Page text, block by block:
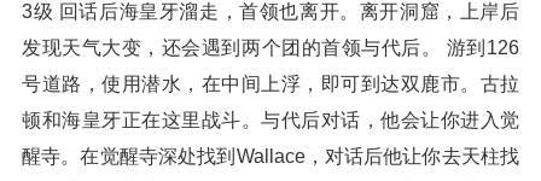
3级 回话后海皇牙溜走，首领也离开。离开洞窟，上岸后
发现天气大变，还会遇到两个团的首领与代后。 游到126
号道路，使用潜水，在中间上浮，即可到达双鹿市。古拉
顿和海皇牙正在这里战斗。与代后对话，他会让你进入觉
醒寺。在觉醒寺深处找到Wallace，对话后他让你去天柱找